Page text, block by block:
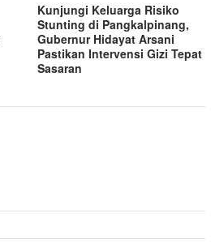
Kunjungi Keluarga Risiko
Stunting di Pangkalpinang,
Gubernur Hidayat Arsani
Pastikan Intervensi Gizi Tepat
Sasaran